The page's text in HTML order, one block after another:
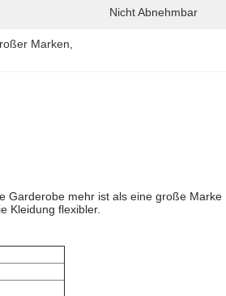
Nicht Abnehmbar
Marken
Garderobe mehr ist als eine große Marke
Kleidung flexibler.